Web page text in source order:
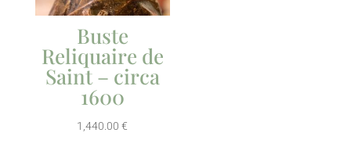
Buste
Reliquaire de
Saint – circa
1600
1,440.00€